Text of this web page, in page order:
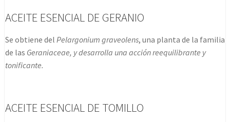
ACEITE ESENCIAL DE GERANIO
Se obtiene del Pelargonium graveolens, una planta de la familia
de las Geraniaceae, y desarrolla una acción reequilibrante y
tonificante.
ACEITE ESENCIAL DE TOMILLO